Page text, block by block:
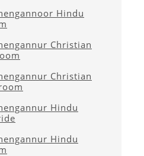
Hindu
Christian
Christian
Hindu
Hindu